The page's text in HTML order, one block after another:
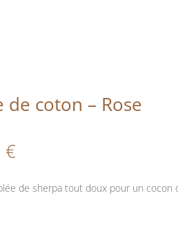
coton – Rose
€Plage
de
prix :
54,00 €
de sherpa tout doux pour un cocon